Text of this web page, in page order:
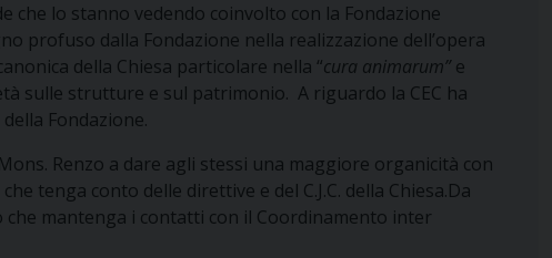
che lo stanno vedendo coinvolto con la Fondazione
profuso dalla Fondazione nella realizzazione dell’opera
della Chiesa particolare nella “cura animarum”e
sulle strutture e sul patrimonio. A riguardo la CEC ha
Fondazione.
Renzo a dare agli stessi una maggiore organicità con
tenga conto delle direttive e del C.J.C. della Chiesa.Da
mantenga i contatti con il Coordinamento inter